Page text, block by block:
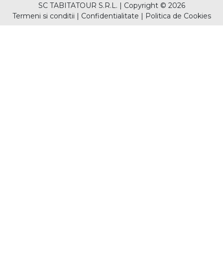
SC TABITATOUR S.R.L. | Copyright © 2026
Termeni si conditii | Confidentialitate | Politica de Cookies